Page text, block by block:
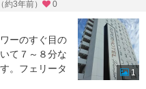
3年前） 0
ーのすぐ目の
て７～８分な
。フェリータ
1